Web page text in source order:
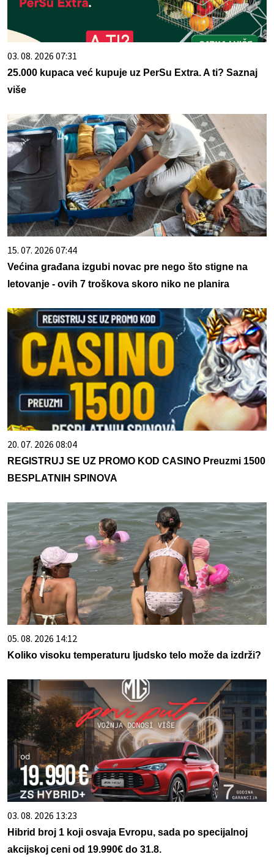
03. 08. 2026 07:31
25.000 kupaca već kupuje uz PerSu Extra. A ti? Saznaj
više
15. 07. 2026 07:44
Većina građana izgubi novac pre nego što stigne na
letovanje - ovih 7 troškova skoro niko ne planira
20. 07. 2026 08:04
REGISTRUJ SE UZ PROMO KOD CASINO Preuzmi 1500
BESPLATNIH SPINOVA
05. 08. 2026 14:12
Koliko visoku temperaturu ljudsko telo može da izdrži?
03. 08. 2026 13:23
Hibrid broj 1 koji osvaja Evropu, sada po specijalnoj
akcijskoj ceni od 19.990€ do 31.8.